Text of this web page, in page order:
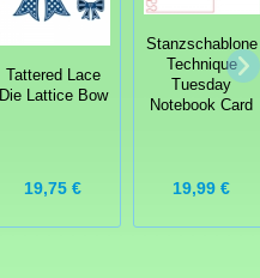
Tattered Lace
Die Lattice Bow
19,75 €
Stanzschablone
Technique
Tuesday
Notebook Card
19,99 €